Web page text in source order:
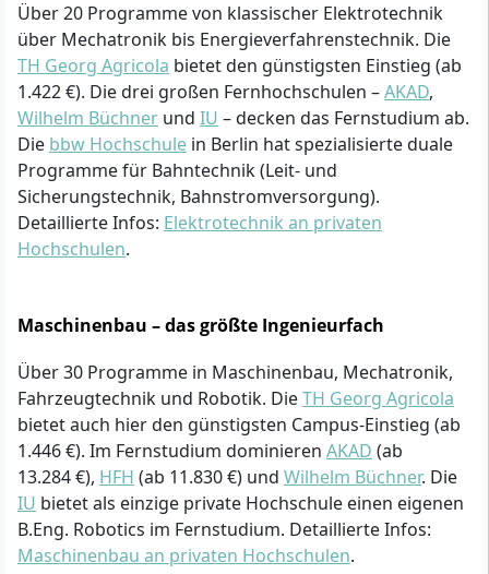
Über 20 Programme von klassischer Elektrotechnik
über Mechatronik bis Energieverfahrenstechnik. Die
TH Georg Agricola bietet den günstigsten Einstieg (ab
1.422 €). Die drei großen Fernhochschulen –AKAD,
Wilhelm Büchner und IU – decken das Fernstudium ab.
Die bbw Hochschule in Berlin hat spezialisierte duale
Programme für Bahntechnik (Leit- und
Sicherungstechnik, Bahnstromversorgung).
Detaillierte Infos: Elektrotechnik an privaten
Hochschulen.
Maschinenbau – das größte Ingenieurfach
Über 30 Programme in Maschinenbau, Mechatronik,
Fahrzeugtechnik und Robotik. DieTH Georg Agricola
bietet auch hier den günstigsten Campus-Einstieg (ab
1.446 €). Im Fernstudium dominieren AKAD (ab
13.284 €), HFH (ab 11.830 €) und Wilhelm Büchner. Die
IU bietet als einzige private Hochschule einen eigenen
B.Eng. Robotics im Fernstudium. Detaillierte Infos:
Maschinenbau an privaten Hochschulen.